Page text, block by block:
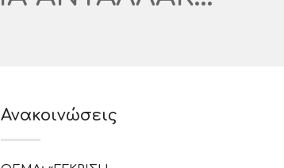
Ανακοινώσεις